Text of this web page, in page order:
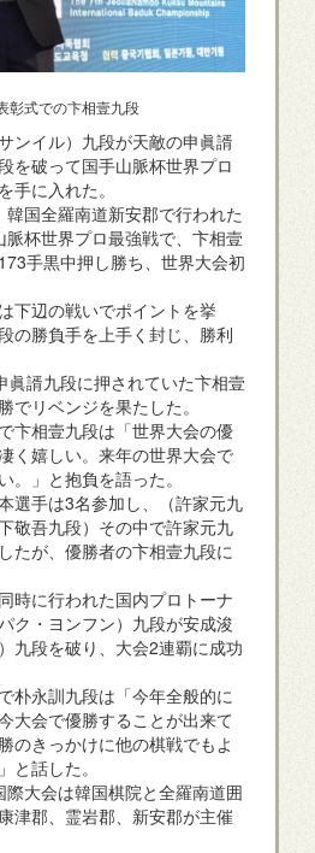
彰式での卞相壹九段
ンイル）九段が天敵の申眞諝
を破って国手山脈杯世界プロ
手に入れた。
国全羅南道新安郡で行われた
杯世界プロ最強戦で、卞相壹
手黒中押し勝ち、世界大会初
下辺の戦いでポイントを挙
の勝負手を上手く封じ、勝利
諝九段に押されていた卞相壹
でリベンジを果たした。
卞相壹九段は「世界大会の優
く嬉しい。来年の世界大会で
。」と抱負を語った。
選手は3名参加し、（許家元九
敬吾九段）その中で許家元九
たが、優勝者の卞相壹九段に
時に行われた国内プロトーナ
ク・ヨンフン）九段が安成浚
九段を破り、大会2連覇に成功
朴永訓九段は「今年全般的に
大会で優勝することが出来て
のきっかけに他の棋戦でもよ
と話した。
大会は韓国棋院と全羅南道囲
津郡、霊岩郡、新安郡が主催